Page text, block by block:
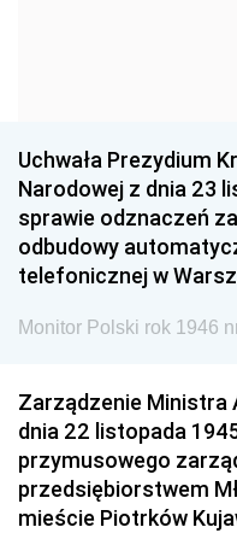
1951
1948
1939
1936
Uchwała Prezydium
Narodowej z dnia 23
sprawie odznaczeń
odbudowy
telefonicznej w
Monitor Polski rok 1946
Zarządzenie Ministra
dnia 22 listopada
przymusowego
przedsiębiorstwem
mieście Piotrków